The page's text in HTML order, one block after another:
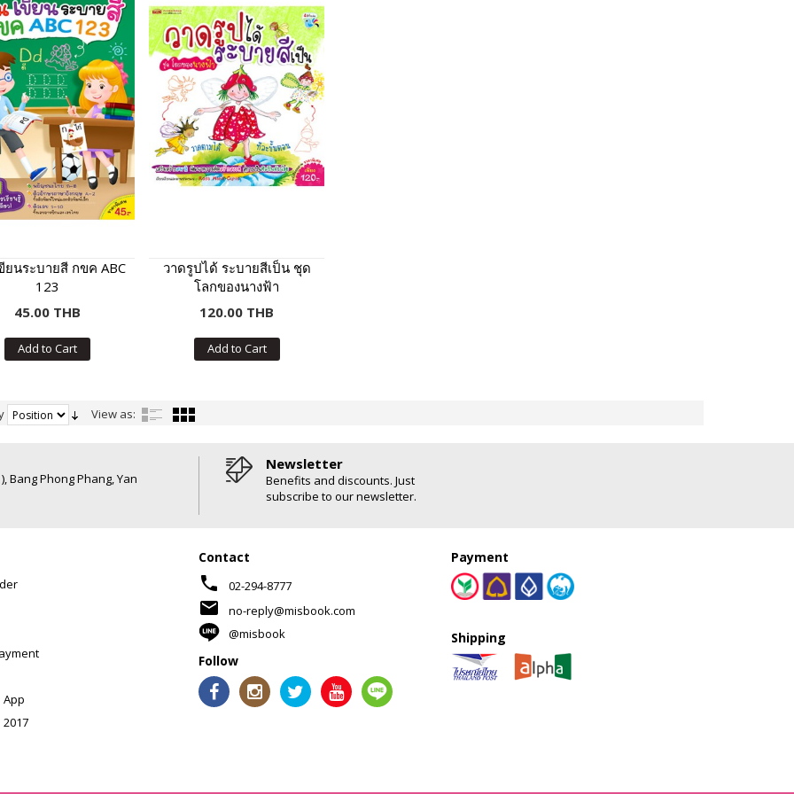
ยนระบายสี กขค ABC
123
45.00 THB
Add to Cart
วาดรูปได้ ระบายสีเป็น ชุด
โลกของนางฟ้า
120.00 THB
Add to Cart
View as:
Bang Phong Phang, Yan
Newsletter
Benefits and discounts. Just
subscribe to our newsletter.
Contact
phone 02-294-8777
mail
no-reply@misbook.com
@misbook
Follow
Payment
Shipping